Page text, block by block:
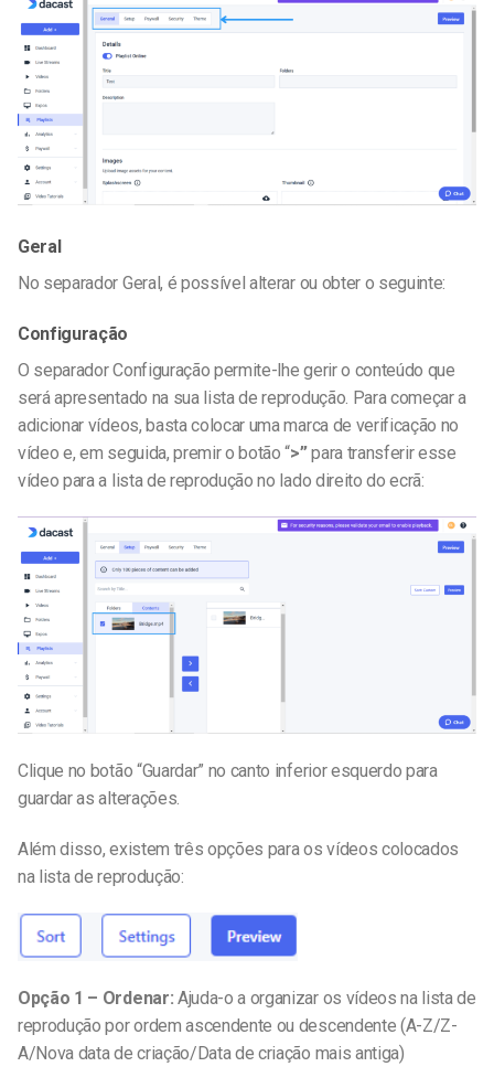
Geral
No separador Geral, é possível alterar ou obter o seguinte:
Configuração
O separador Configuração permite-lhe gerir o conteúdo que
será apresentado na sua lista de reprodução. Para começar a
adicionar vídeos, basta colocar uma marca de verificação no
vídeo e, em seguida, premir o botão “>”para transferir esse
vídeo para a lista de reprodução no lado direito do ecrã:
Clique no botão “Guardar” no canto inferior esquerdo para
guardar as alterações.
Além disso, existem três opções para os vídeos colocados
na lista de reprodução:
Opção 1 – Ordenar: Ajuda-o a organizar os vídeos na lista de
reprodução por ordem ascendente ou descendente (A-Z/Z-
A/Nova data de criação/Data de criação mais antiga)